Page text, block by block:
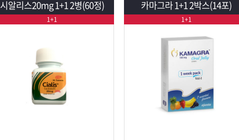
시알리스20mg 1+1 2병(60정)
1+1
카마그라 1+1 2박스(14포)
1+1